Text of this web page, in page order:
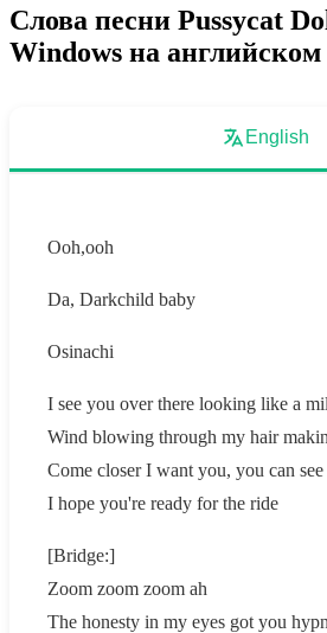
Слова песни Pussycat
Windows на
English
Ooh,ooh
Da, Darkchild baby
Osinachi
I see you over there looking like a
Wind blowing through my hair
Come closer I want you, you can
I hope you're ready for the ride
[Bridge:]
Zoom zoom zoom ah
The honesty in my eyes got you